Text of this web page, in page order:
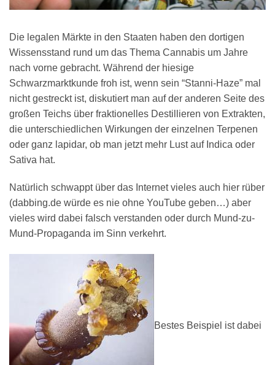
Die legalen Märkte in den Staaten haben den dortigen
Wissensstand rund um das Thema Cannabis um Jahre
nach vorne gebracht. Während der hiesige
Schwarzmarktkunde froh ist, wenn sein “Stanni-Haze” mal
nicht gestreckt ist, diskutiert man auf der anderen Seite des
großen Teichs über fraktionelles Destillieren von Extrakten,
die unterschiedlichen Wirkungen der einzelnen Terpenen
oder ganz lapidar, ob man jetzt mehr Lust auf Indica oder
Sativa hat.
Natürlich schwappt über das Internet vieles auch hier rüber
(dabbing.de würde es nie ohne YouTube geben…) aber
vieles wird dabei falsch verstanden oder durch Mund-zu-
Mund-Propaganda im Sinn verkehrt.
Bestes Beispiel ist dabei